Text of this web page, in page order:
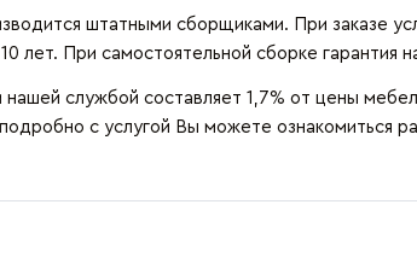
штатными сборщиками. При заказе
лет. При самостоятельной сборке гарантия
службой составляет 1,7% от цены
с услугой Вы можете ознакомиться